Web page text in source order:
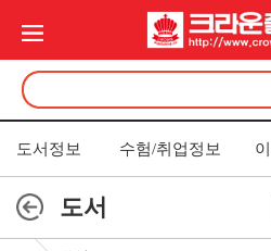
도서정보 수험/취업정보
도서